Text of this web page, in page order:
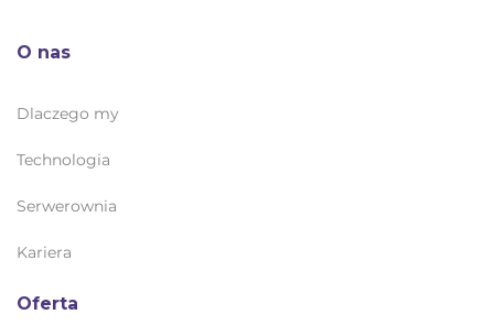
O nas
Dlaczego my
Technologia
Serwerownia
Kariera
Oferta